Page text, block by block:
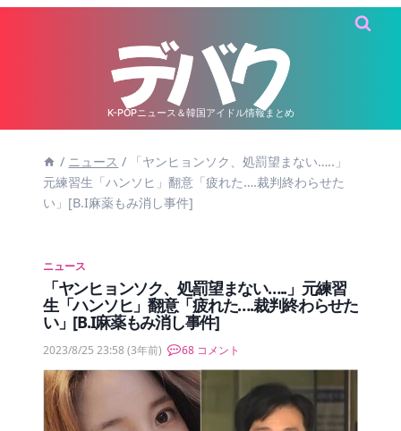
K-POPニュース＆韓国アイドル情報まとめ
/ ニュース /
「ヤンヒョンソク、処罰望まない…..」
元練習生「ハンソヒ」翻意「疲れた….裁判終わらせた
い」[B.I麻薬もみ消し事件]
ニュース
「ヤンヒョンソク、処罰望まない…..」元練習
生「ハンソヒ」翻意「疲れた….裁判終わらせた
い」[B.I麻薬もみ消し事件]
2023/8/25 23:58 (3年前) 68 コメント